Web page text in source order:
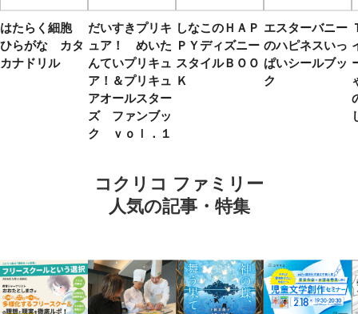
はたらく細胞
ひらがな カタ
カナドリル
だいすきプリキ
ュア！ めいた
んていプリキュ
ア！＆プリキュ
アオールスター
ズ ファンブッ
ク ｖｏｌ．１
しなこのＨＡＰ
ＰＹディズニー
スタイルＢＯＯ
Ｋ
エスターバニー
のハピネスいっ
ぱいシールブッ
ク
コクリコ ファミリー
人気の記事・特集